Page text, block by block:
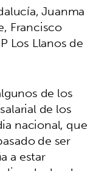
Juanma
Francisco
Los Llanos de
de los
de los
nacional, que
de ser
a estar